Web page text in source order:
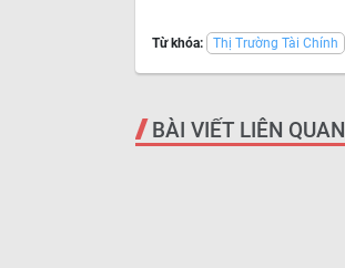
Từ khóa: Thị Trường Tài Chính
BÀI VIẾT LIÊN QUAN